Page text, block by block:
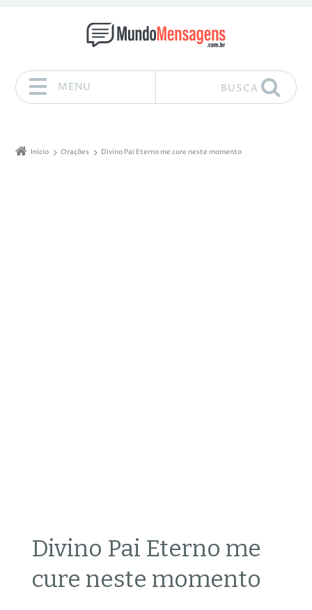
MENU BUSCA
Início Orações Divino Pai Eterno me cure neste momento
Divino Pai Eterno me
cure neste momento